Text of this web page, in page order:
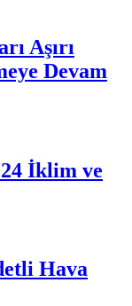
Aşırı
Devam
İklim ve
Hava